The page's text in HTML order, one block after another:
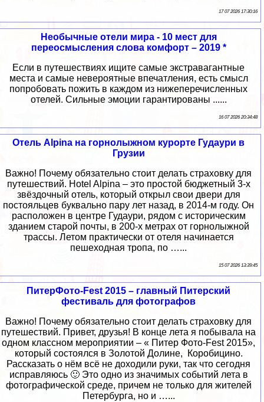
17 07 2026 17:30:16
Необычные отели мира - 10 мест для
переосмысления слова комфорт – 2019 *
Если в путешествиях ищите самые экстравагантные
места и самые невероятные впечатления, есть смысл
попробовать пожить в каждом из нижеперечисленных
отелей. Сильные эмоции гарантированы ......
16 07 2026 20:34:48
Отель Alpina на горнолыжном курорте Гудаури в
Грузии
Важно! Почему обязательно стоит делать страховку для
путешествий. Hotel Alpina – это простой бюджетный 3-х
звёздочный отель, который открыл свои двери для
постояльцев буквально пару лет назад, в 2014-м году. Он
расположен в центре Гудаури, рядом с историческим
зданием старой почты, в 200-х метрах от горнолыжной
трассы. Летом практически от отеля начинается
пешеходная тропа, по …...
15 07 2026 13:39:45
ПитерФото-Fest 2015 – главный Питерский
фестиваль для фотографов
Важно! Почему обязательно стоит делать страховку для
путешествий. Привет, друзья! В конце лета я побывала на
одном классном мероприятии – « Питер Фото-Fest 2015»,
который состоялся в Золотой Долине, Коробицино.
Рассказать о нём всё не доходили руки, так что сегодня
исправляюсь 🙂 Это одно из значимых событий лета в
фотографической среде, причем не только для жителей
Петербурга, но и …...